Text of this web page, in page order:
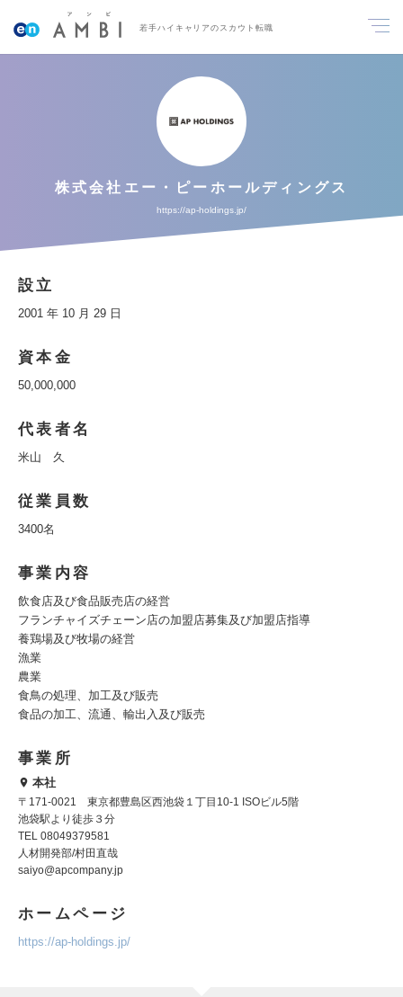
若手ハイキャリアのスカウト転職
株式会社エー・ピーホールディングス
https://ap-holdings.jp/
設立
2001 年 10 月 29 日
資本金
50,000,000
代表者名
米山 久
従業員数
3400名
事業内容
飲食店及び食品販売店の経営
フランチャイズチェーン店の加盟店募集及び加盟店指導
養鶏場及び牧場の経営
漁業
農業
食鳥の処理、加工及び販売
食品の加工、流通、輸出入及び販売
事業所
本社
〒171-0021 東京都豊島区西池袋１丁目10-1 ISOビル5階
池袋駅より徒歩３分
TEL 08049379581
人材開発部/村田直哉
saiyo@apcompany.jp
ホームページ
https://ap-holdings.jp/